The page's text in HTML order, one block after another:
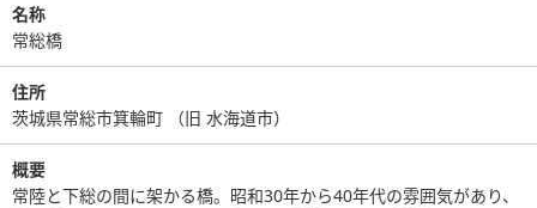
名称
常総橋
住所
茨城県常総市箕輪町 （旧 水海道市）
概要
常陸と下総の間に架かる橋。昭和30年から40年代の雰囲気があり、